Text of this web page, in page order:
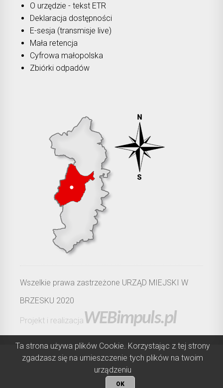
Ta strona używa plików Cookie. Korzystając z tej strony
zgadzasz się na umieszczenie tych plików na twoim
urządzeniu
OK
O urzędzie - tekst ETR
Deklaracja dostępności
E-sesja (transmisje live)
Mała retencja
Cyfrowa małopolska
Zbiórki odpadów
Wszelkie prawa zastrzeżone URZĄD MIEJSKI W
BRZESKU 2020
Projekt i realizacjaWEBimpuls.pl